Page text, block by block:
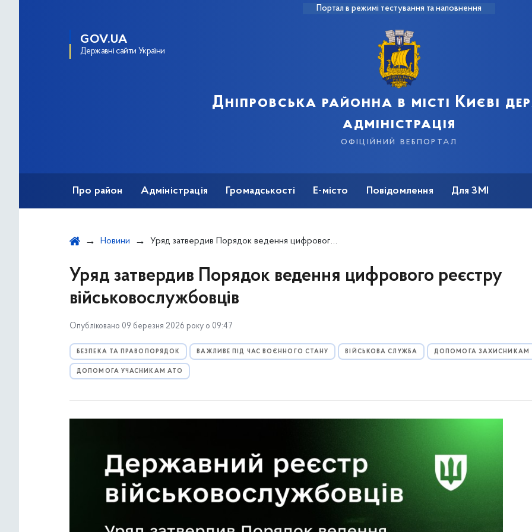
Портал в режимі тестування та наповнення
GOV.UA
Державні сайти України
Дніпровська районна в місті Києві
адміністрація
офіційний вебпортал
Про район Адміністрація Громадськості Е-місто Повідомлення Для ЗМІ
Новини Уряд затвердив Порядок ведення цифрового реєстру військовослужбовців
Уряд затвердив Порядок ведення цифрового реєстру
військовослужбовців
Опубліковано 09 березня 2026 року о 09:47
БЕЗПЕКА ТА ПРАВОПОРЯДОК ВАЖЛИВЕ ПІД ЧАС ВОЄННОГО СТАНУ ВІЙСЬКОВА СЛУЖБА ДОПОМОГА ЗАХИСНИКАМ
ДОПОМОГА УЧАСНИКАМ АТО